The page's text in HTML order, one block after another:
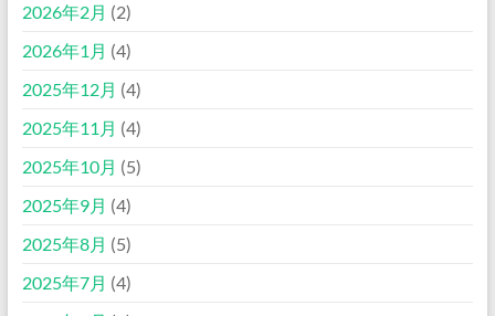
2026年2月 (2)
2026年1月 (4)
2025年12月 (4)
2025年11月 (4)
2025年10月 (5)
2025年9月 (4)
2025年8月 (5)
2025年7月 (4)